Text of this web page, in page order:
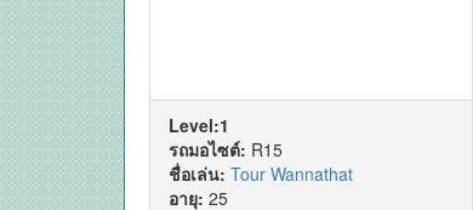
Level:1
รถมอไซต์: R15
ชื่อเล่น: Tour Wannathat
อายุ: 25